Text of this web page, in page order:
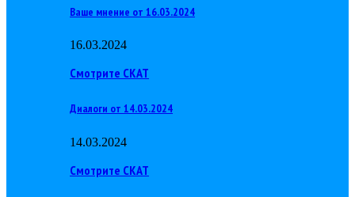
Ваше мнение от 16.03.2024
16.03.2024
Смотрите СКАТ
Диалоги от 14.03.2024
14.03.2024
Смотрите СКАТ